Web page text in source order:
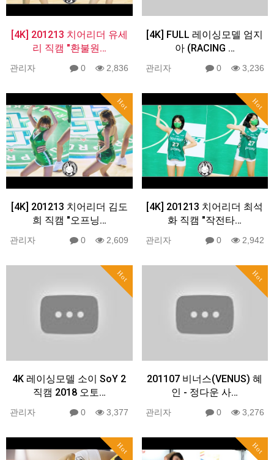
[4K] 201213 치어리더 유세
리 직캠 "환불원…
관리자 0 2,836
[4K] FULL 레이싱모델 엄지
아 (RACING …
관리자 0 3,236
Hot
[4K] 201213 치어리더 김도
희 직캠 "오프닝…
관리자 0 2,609
Hot
[4K] 201213 치어리더 최석
화 직캠 "작전타…
관리자 0 2,942
Hot
4K 레이싱모델 소이 SoY 2
직캠 2018 오토…
관리자 0 3,377
Hot
201107 비너스(VENUS) 혜
인 - 정다운 사…
관리자 0 3,276
Hot Hot